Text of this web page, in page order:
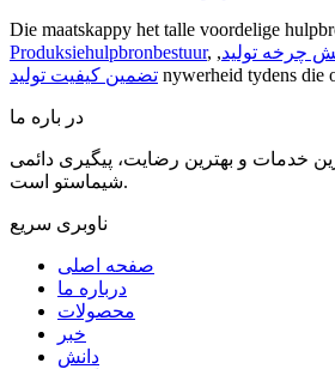
Die maatskappy het talle voordelige
Produksiehulpbronbestuur, چرخه تولید,
تضمین کیفیت تولید nywerheid tydens die
در باره ما
خدمات و بهترین رضایت، پیگیری دائمی
شیماستو است.
ناوبری سریع
صفحه اصلی
درباره ما
محصولات
خبر
دانش